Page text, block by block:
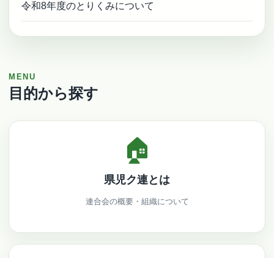
令和8年度のとりくみについて
MENU
目的から探す
🏠
県児ク連とは
連合会の概要・組織について